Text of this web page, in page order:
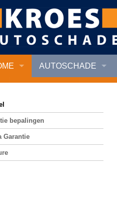
AUTOSCHADE
bepalingen
Garantie